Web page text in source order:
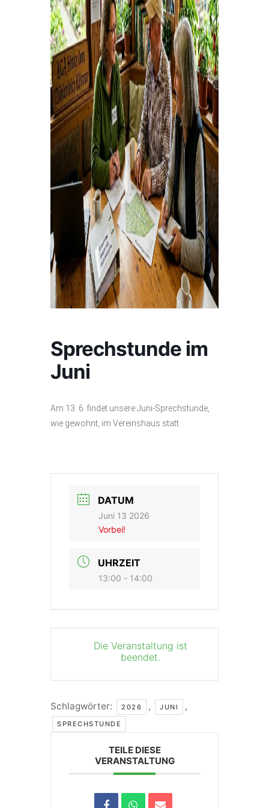
Sprechstunde im
Juni
Am 13. 6. findet unsere Juni-Sprechstunde,
wie gewohnt, im Vereinshaus statt
DATUM
Juni 13 2026
Vorbei!
UHRZEIT
13:00 - 14:00
Die Veranstaltung ist
beendet.
Schlagwörter: 2026 , JUNI ,
SPRECHSTUNDE
TEILE DIESE
VERANSTALTUNG